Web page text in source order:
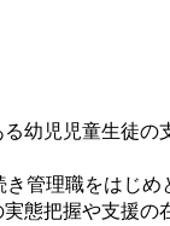
幼児児童生徒の
管理職をはじめ
態把握や支援